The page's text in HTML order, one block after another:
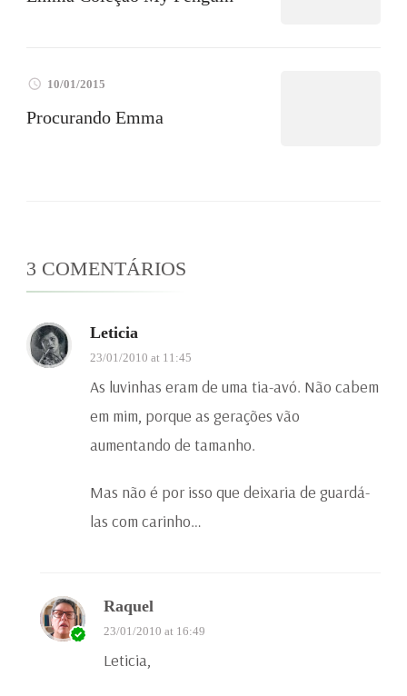
10/01/2015
Procurando Emma
3 COMENTÁRIOS
Leticia
23/01/2010 at 11:45
As luvinhas eram de uma tia-avó. Não cabem
em mim, porque as gerações vão
aumentando de tamanho.
Mas não é por isso que deixaria de guardá-
las com carinho…
Raquel
23/01/2010 at 16:49
Leticia,